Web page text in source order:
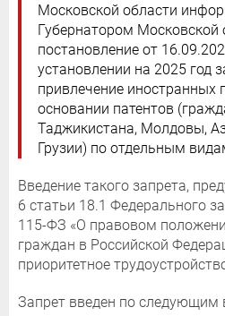
Московской области
Губернатором Московской
постановление от
установлении на 2025 год
привлечение иностранных
основании патентов
Таджикистана, Молдовы,
Грузии) по отдельным
Введение такого запрета,
6 статьи 18.1 Федерального
115-ФЗ «О правовом
граждан в Российской
приоритетное
Запрет введен по следующим